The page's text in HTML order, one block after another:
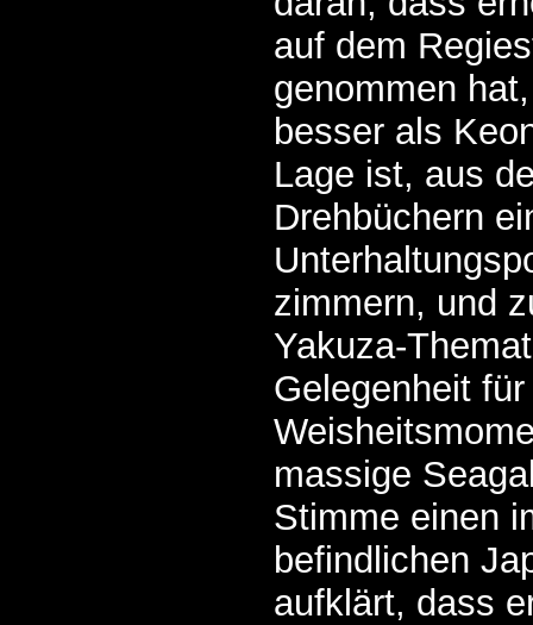
auf dem
genommen
besser als
Lage ist, aus
Drehbüchern
zimmern, und
Yakuza-
Gelegenheit
massige
Stimme einen
befindlichen
aufklärt, dass